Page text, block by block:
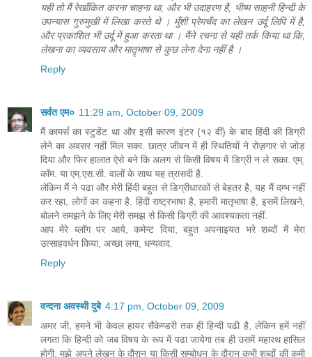
यही तो मैं रेखाँकित करना चाहना था, और भी उदाहरण हैं, भीष्म साहनी हिन्दी के
उपन्यास गुरुमुखी में लिखा करते थे । मुँशी प्रेमचँद का लेखन उर्दू लिपि में है,
और प्रकाशित भी उर्दू में हुआ करता था । मैंने रचना से यही तर्क किया था कि,
लेखना का व्यवसाय और मातॄभाषा से कुछ लेना देना नहीं है ।
Reply
सर्वत एम० 11:29 am, October 09, 2009
मैं कामर्स का स्टुडेंट था और इसी कारण इंटर (१२ वीं) के बाद हिंदी की डिग्री
लेने का अवसर नहीं मिल सका. छात्र जीवन में ही स्थितियों ने रोज़गार से जोड़
दिया और फिर हालात ऐसे बने कि अलग से किसी विषय में डिग्री न ले सका. एम्.
कॉम. या एम्.एस.सी. वालों के साथ यह त्रासदी है.
लेकिन मैं ने पढा और मेरी हिंदी बहुत से डिग्रीधारकों से बेहतर है, यह मैं दम्भ नहीं
कर रहा, लोगों का कहना है. हिंदी राष्ट्रभाषा है, हमारी मातृभाषा है, इसमें लिखने,
बोलने समझने के लिए मेरी समझ से किसी डिग्री की आवश्यकता नहीं.
आप मेरे ब्लॉग पर आये, कमेन्ट दिया, बहुत अपनाइयत भरे शब्दों में मेरा
उत्साहवर्धन किया, अच्छा लगा, धन्यवाद.
Reply
वन्दना अवस्थी दुबे 4:17 pm, October 09, 2009
अमर जी, हमने भी केवल हायर सैकेण्डरी तक ही हिन्दी पढी है, लेकिन हमें नहीं
लगता कि हिन्दी को जब विषय के रूप में पढा जायेगा तब ही उसमें महारथ हासिल
होगी. मुझे अपने लेखन के दौरान या किसी सम्बोधन के दौरान कभी शब्दों की कमी